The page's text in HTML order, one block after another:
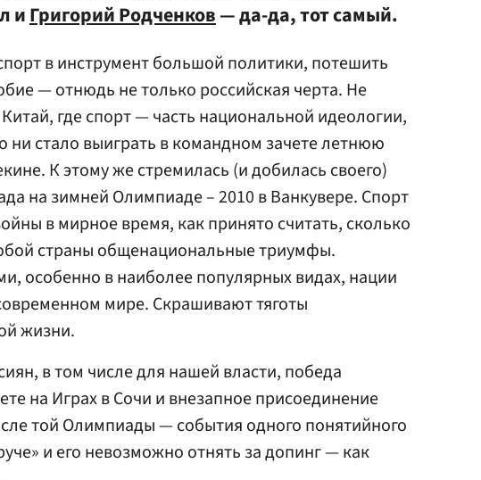
иГригорий Родченков— да-да, тот самый.
в инструмент большой политики, потешить
— отнюдь не только российская черта. Не
где спорт — часть национальной идеологии,
ни стало выиграть в командном зачете летнюю
К этому же стремилась (и добилась своего)
на зимней Олимпиаде – 2010 в Ванкувере. Спорт
в мирное время, как принято считать, сколько
страны общенациональные триумфы.
особенно в наиболее популярных видах, нации
мире. Скрашивают тяготы
жизни.
в том числе для нашей власти, победа
на Играх в Сочи и внезапное присоединение
той Олимпиады — события одного понятийного
и его невозможно отнять за допинг — как